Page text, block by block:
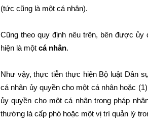
(tức cũng là một cá nhân).
Cũng theo quy định nêu trên, bên được ủy
hiện là một cá nhân.
Như vậy, thực tiễn thực hiện Bộ luật Dân
cá nhân ủy quyền cho một cá nhân hoặc
ủy quyền cho một cá nhân trong pháp
thường là cấp phó hoặc một vị trí quản lý